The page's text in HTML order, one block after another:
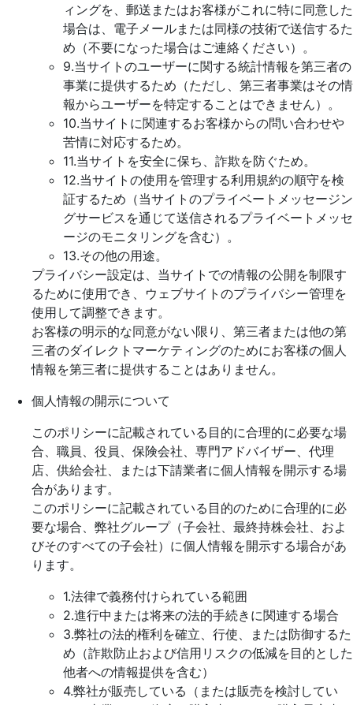
ィングを、郵送またはお客様がこれに特に同意した
場合は、電子メールまたは同様の技術で送信するた
め（不要になった場合はご連絡ください）。
9.当サイトのユーザーに関する統計情報を第三者の
事業に提供するため（ただし、第三者事業はその情
報からユーザーを特定することはできません）。
10.当サイトに関連するお客様からの問い合わせや
苦情に対応するため。
11.当サイトを安全に保ち、詐欺を防ぐため。
12.当サイトの使用を管理する利用規約の順守を検
証するため（当サイトのプライベートメッセージン
グサービスを通じて送信されるプライベートメッセ
ージのモニタリングを含む）。
13.その他の用途。
プライバシー設定は、当サイトでの情報の公開を制限す
るために使用でき、ウェブサイトのプライバシー管理を
使用して調整できます。
お客様の明示的な同意がない限り、第三者または他の第
三者のダイレクトマーケティングのためにお客様の個人
情報を第三者に提供することはありません。
個人情報の開示について
このポリシーに記載されている目的に合理的に必要な場
合、職員、役員、保険会社、専門アドバイザー、代理
店、供給会社、または下請業者に個人情報を開示する場
合があります。
このポリシーに記載されている目的のために合理的に必
要な場合、弊社グループ（子会社、最終持株会社、およ
びそのすべての子会社）に個人情報を開示する場合があ
ります。
1.法律で義務付けられている範囲
2.進行中または将来の法的手続きに関連する場合
3.弊社の法的権利を確立、行使、または防御するた
め（詐欺防止および信用リスクの低減を目的とした
他者への情報提供を含む）
4.弊社が販売している（または販売を検討してい